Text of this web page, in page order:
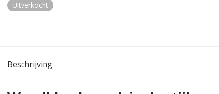
Uitverkocht
Beschrijving